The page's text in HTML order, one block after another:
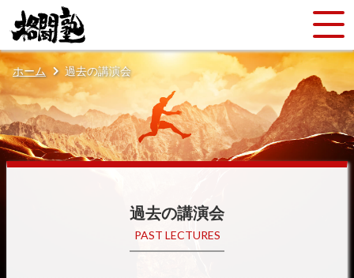
ホーム 過去の講演会
過去の講演会
PAST LECTURES